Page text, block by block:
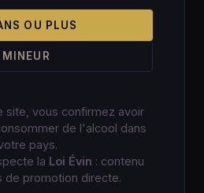
OU PLUS
site, vous confirmez avoir
de l'alcool dans
pays.
la Loi Évin : contenu
de promotion directe.